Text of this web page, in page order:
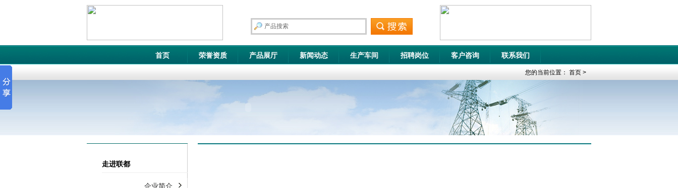
首页 荣誉资质 产品展厅 新闻动态 生产车间 招聘岗位 客户咨询 联系我们
您的当前位置： 首页 >
走进联都
企业简介